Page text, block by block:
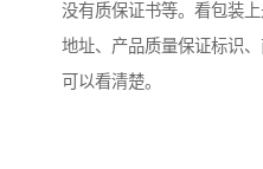
没有质保证书等。看包装
地址、产品质量保证标识
可以看清楚。